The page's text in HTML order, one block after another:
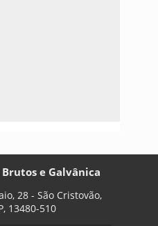
e Galvânica
28 - São Cristovão,
13480-510